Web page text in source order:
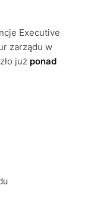
Executive
zarządu w
już ponad